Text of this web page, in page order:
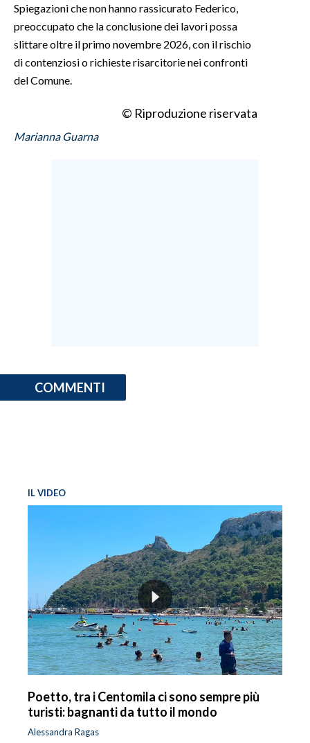
Spiegazioni che non hanno rassicurato Federico,
preoccupato che la conclusione dei lavori possa
slittare oltre il primo novembre 2026, con il rischio
di contenziosi o richieste risarcitorie nei confronti
del Comune.
© Riproduzione riservata
Marianna Guarna
COMMENTI
IL VIDEO
Poetto, tra i Centomila ci sono sempre più
turisti: bagnanti da tutto il mondo
Alessandra Ragas